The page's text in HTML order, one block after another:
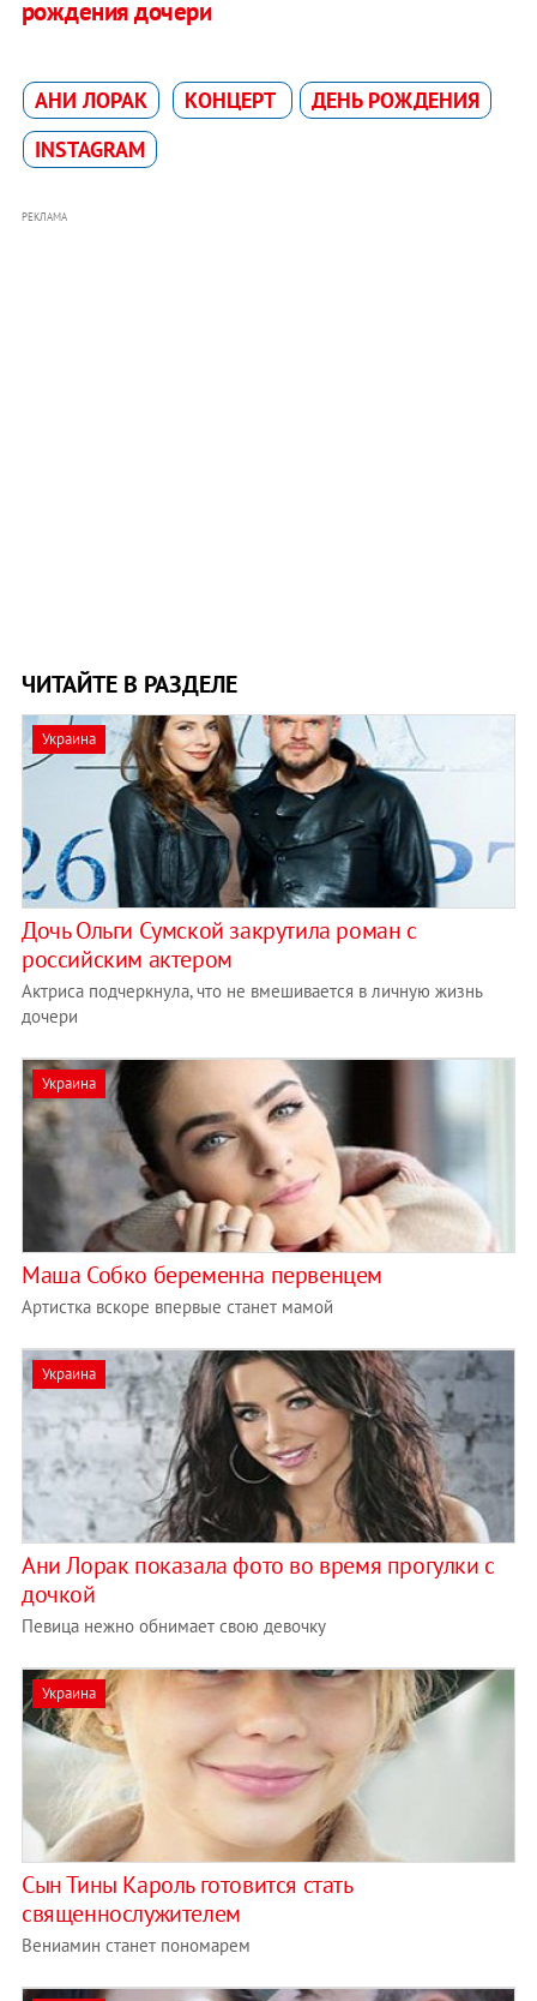
рождения дочери
АНИ ЛОРАК КОНЦЕРТ
ДЕНЬ РОЖДЕНИЯ
INSTAGRAM
РЕКЛАМА
ЧИТАЙТЕ В РАЗДЕЛЕ
Украина
Дочь Ольги Сумской закрутила роман с
российским актером
Актриса подчеркнула, что не вмешивается в личную жизнь
дочери
Украина
Маша Собко беременна первенцем
Артистка вскоре впервые станет мамой
Украина
Ани Лорак показала фото во время прогулки с
дочкой
Певица нежно обнимает свою девочку
Украина
Сын Тины Кароль готовится стать
священнослужителем
Вениамин станет пономарем